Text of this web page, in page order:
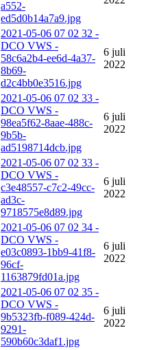
a552-
ed5d0b14a7a9.jpg
2021-05-06 07 02 32 -
DCO VWS -
58c6a2b4-ee6d-4a37-
8b69-
d2c4bb0e3516.jpg
6 juli
2022
2021-05-06 07 02 33 -
DCO VWS -
98ea5f62-8aae-488c-
9b5b-
ad5198714dcb.jpg
6 juli
2022
2021-05-06 07 02 33 -
DCO VWS -
c3e48557-c7c2-49cc-
ad3c-
9718575e8d89.jpg
6 juli
2022
2021-05-06 07 02 34 -
DCO VWS -
e03c0893-1bb9-41f8-
96cf-
1163879fd01a.jpg
6 juli
2022
2021-05-06 07 02 35 -
DCO VWS -
9b5323fb-f089-424d-
9291-
590b60c3daf1.jpg
6 juli
2022